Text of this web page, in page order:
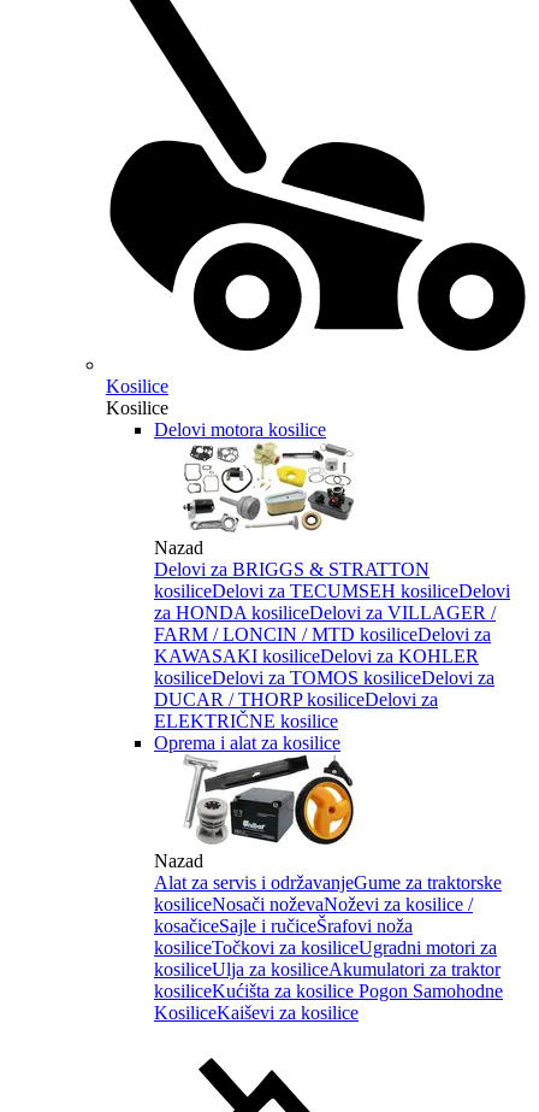
Kosilice
Kosilice
Delovi motora kosilice
Nazad
Delovi za BRIGGS & STRATTON
kosiliceDelovi za TECUMSEH kosiliceDelovi
za HONDA kosiliceDelovi za VILLAGER /
FARM / LONCIN / MTD kosiliceDelovi za
KAWASAKI kosiliceDelovi za KOHLER
kosiliceDelovi za TOMOS kosiliceDelovi za
DUCAR / THORP kosiliceDelovi za
ELEKTRIČNE kosilice
Oprema i alat za kosilice
Nazad
Alat za servis i održavanjeGume za traktorske
kosiliceNosači noževaNoževi za kosilice /
kosačiceSajle i ručiceŠrafovi noža
kosiliceTočkovi za kosiliceUgradni motori za
kosiliceUlja za kosiliceAkumulatori za traktor
kosiliceKućišta za kosilice Pogon Samohodne
KosiliceKaiševi za kosilice